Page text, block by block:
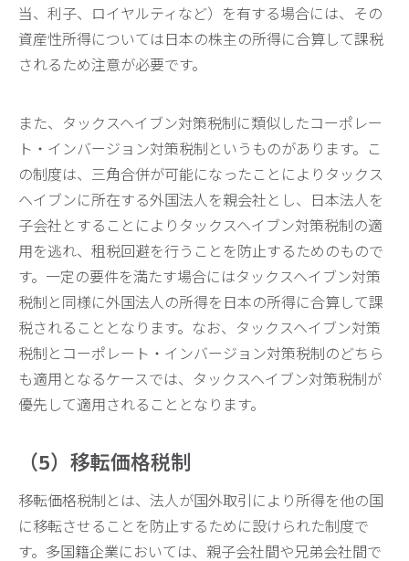
当、利子、ロイヤルティなど）を有する場合には、その
資産性所得については日本の株主の所得に合算して課税
されるため注意が必要です。
また、タックスヘイブン対策税制に類似したコーポレー
ト・インバージョン対策税制というものがあります。こ
の制度は、三角合併が可能になったことによりタックス
ヘイブンに所在する外国法人を親会社とし、日本法人を
子会社とすることによりタックスヘイブン対策税制の適
用を逃れ、租税回避を行うことを防止するためのもので
す。一定の要件を満たす場合にはタックスヘイブン対策
税制と同様に外国法人の所得を日本の所得に合算して課
税されることとなります。なお、タックスヘイブン対策
税制とコーポレート・インバージョン対策税制のどちら
も適用となるケースでは、タックスヘイブン対策税制が
優先して適用されることとなります。
（5）移転価格税制
移転価格税制とは、法人が国外取引により所得を他の国
に移転させることを防止するために設けられた制度で
す。多国籍企業においては、親子会社間や兄弟会社間で